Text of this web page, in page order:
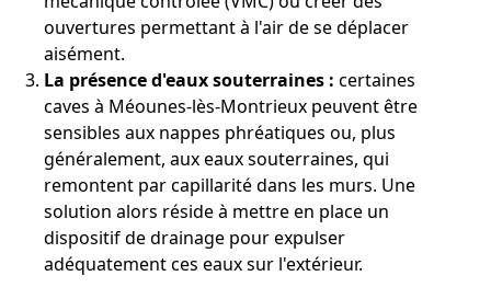
ouvertures permettant à l'air de se déplacer
aisément.
La présence d'eaux souterraines : certaines
caves à Méounes-lès-Montrieux peuvent être
sensibles aux nappes phréatiques ou, plus
généralement, aux eaux souterraines, qui
remontent par capillarité dans les murs. Une
solution alors réside à mettre en place un
dispositif de drainage pour expulser
adéquatement ces eaux sur l'extérieur.